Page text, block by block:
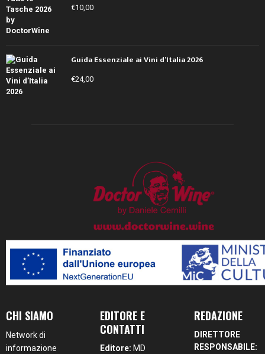
€10,00
Guida Essenziale ai Vini d’Italia 2026
€24,00
CHI SIAMO
Network di
informazione
EDITORE E
CONTATTI
Editore: MD
REDAZIONE
DIRETTORE
RESPONSABILE: